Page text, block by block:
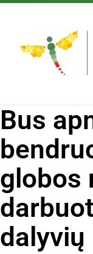
Bus
globos
dalyvių